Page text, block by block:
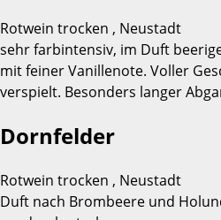
Rotwein trocken , Neustadt
sehr farbintensiv, im Duft
mit feiner Vanillenote. Voller
verspielt. Besonders langer
Dornfelder
Rotwein trocken , Neustadt
Duft nach Brombeere und